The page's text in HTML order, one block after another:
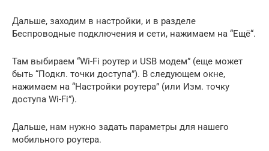
Дальше, заходим в настройки, и в разделе
Беспроводные подключения и сети, нажимаем на “Ещё“.
Там выбираем “Wi-Fi роутер и USB модем” (еще может
быть “Подкл. точки доступа”). В следующем окне,
нажимаем на “Настройки роутера” (или Изм. точку
доступа Wi-Fi”).
Дальше, нам нужно задать параметры для нашего
мобильного роутера.